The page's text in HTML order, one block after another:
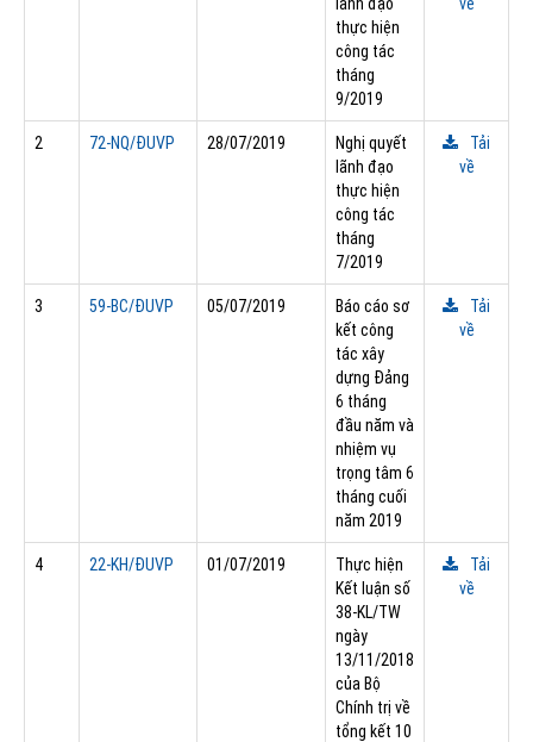
thực hiện
công tác
tháng
9/2019
2 72-NQ/ÐUVP 28/07/2019
Nghị quyết
lãnh đạo
thực hiện
công tác
tháng
7/2019
Tải
về
3 59-BC/ÐUVP 05/07/2019
Báo cáo sơ
kết công
tác xây
dựng Đảng
6 tháng
đầu năm và
nhiệm vụ
trọng tâm 6
tháng cuối
năm 2019
Tải
về
4 22-KH/ÐUVP 01/07/2019
Thực hiện
Kết luận số
38-KL/TW
ngày
13/11/2018
của Bộ
Chính trị về
tổng kết 10
Tải
về